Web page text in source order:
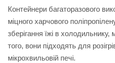
Контейнери багаторазового
міцного харчового
зберігання їжі в холодильнику,
того, вони підходять для
мікрохвильовій печі.